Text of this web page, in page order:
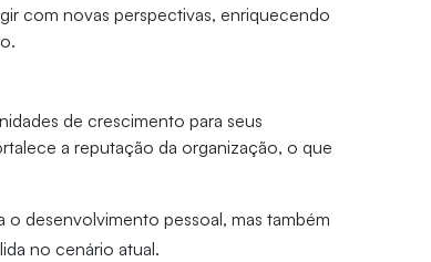
com novas perspectivas, enriquecendo
de crescimento para seus
a reputação da organização, o que
o desenvolvimento pessoal, mas também
no cenário atual.